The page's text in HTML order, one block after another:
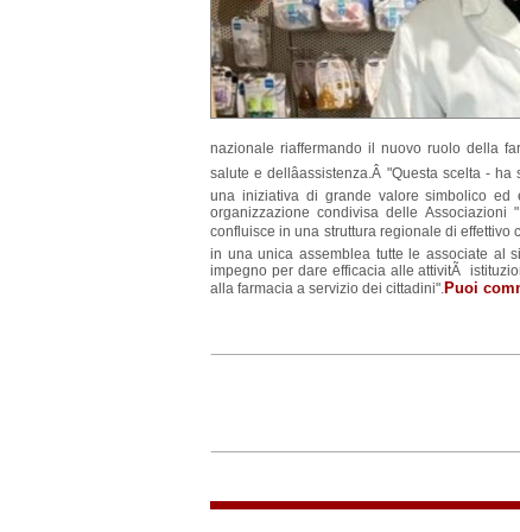
nazionale riaffermando il nuovo ruolo della
salute e dellâassistenza.Â "Questa scelta -
una iniziativa di grande valore simbolico
organizzazione condivisa delle Associazioni
confluisce in una struttura regionale di effettivo
in una unica assemblea tutte le associate al
impegno per dare efficacia alle attivitÃ
alla farmacia a servizio dei cittadini". Puoi